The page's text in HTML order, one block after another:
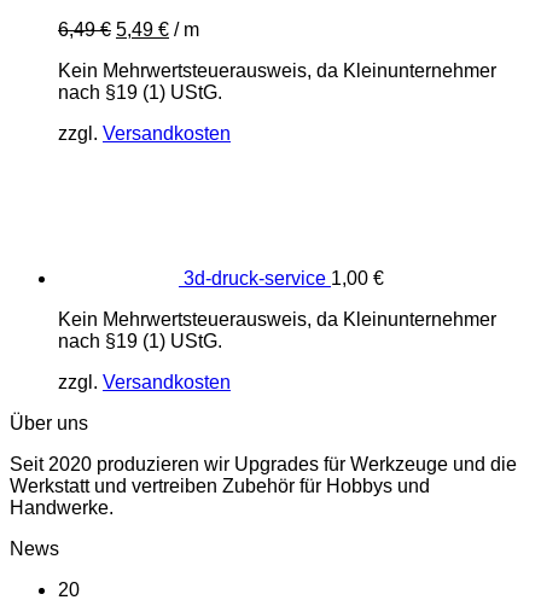
war:
ist:
6,49€ 5,49 € / m
Kein Mehrwertsteuerausweis, da Kleinunternehmer
nach §19 (1) UStG.
zzgl. Versandkosten
3d-druck-service 1,00 €
Kein Mehrwertsteuerausweis, da Kleinunternehmer
nach §19 (1) UStG.
zzgl. Versandkosten
Über uns
Seit 2020 produzieren wir Upgrades für Werkzeuge und die
Werkstatt und vertreiben Zubehör für Hobbys und
Handwerke.
News
20